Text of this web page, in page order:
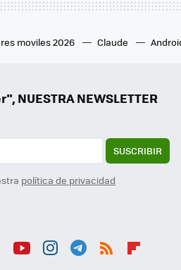
moviles 2026 Claude
NUESTRA NEWSLETTER
SUSCRIBIR
política de privacidad